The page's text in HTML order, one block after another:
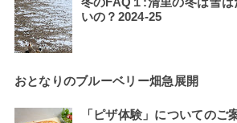
いの？2024-25
おとなりのブルーベリー畑急展開
「ピザ体験」についての